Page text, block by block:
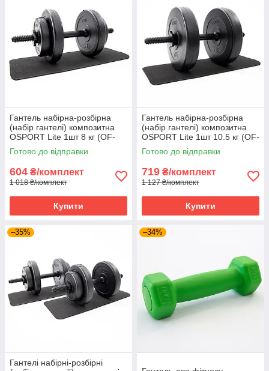
Гантель набірна-розбірна
(набір гантелі) композитна
OSPORT Lite 1шт 8 кг (OF-
0146)
Готово до відправки
604 ₴/комплект
1 018 ₴/комплект
Купити
Гантель набірна-розбірна
(набір гантелі) композитна
OSPORT Lite 1шт 10.5 кг (OF-
0147)
Готово до відправки
719 ₴/комплект
1 127 ₴/комплект
Купити
–35%
Гантелі набірні-розбірні
–34%